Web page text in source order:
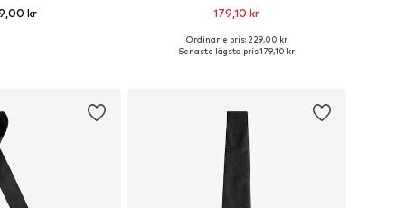
kr 179,10 kr
Tillgängliga storlekar: One Size
Ordinarie pris: 229,00 kr
Senaste lägsta pris:179,10 kr